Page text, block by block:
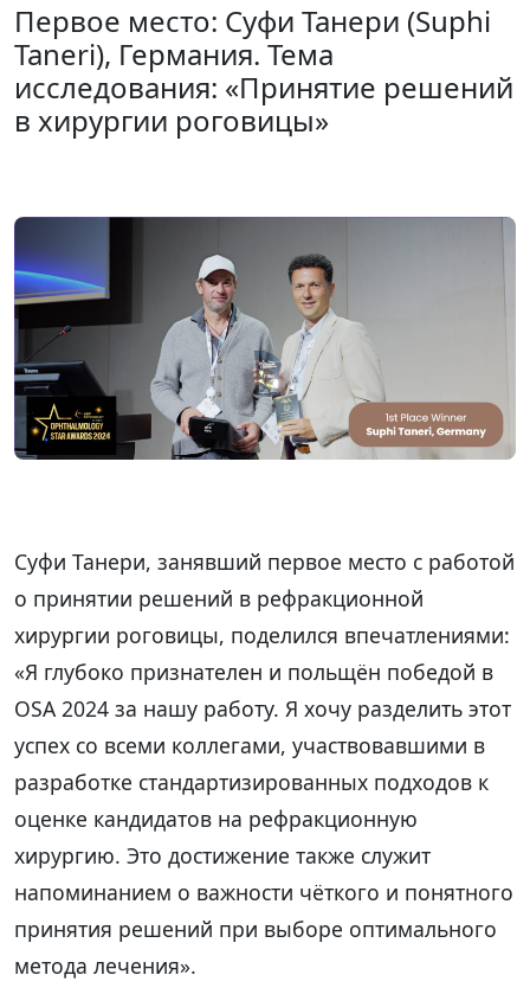
Первое место: Суфи Танери (Suphi
Taneri), Германия. Тема
исследования: «Принятие решений
в хирургии роговицы»
Суфи Танери, занявший первое место с работой
о принятии решений в рефракционной
хирургии роговицы, поделился впечатлениями:
«Я глубоко признателен и польщён победой в
OSA 2024 за нашу работу. Я хочу разделить этот
успех со всеми коллегами, участвовавшими в
разработке стандартизированных подходов к
оценке кандидатов на рефракционную
хирургию. Это достижение также служит
напоминанием о важности чёткого и понятного
принятия решений при выборе оптимального
метода лечения».